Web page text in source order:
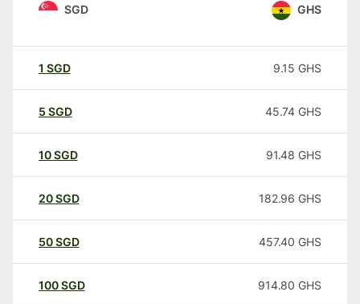
SGD GHS
1 SGD 9.15 GHS
5 SGD 45.74 GHS
10SGD 91.48 GHS
20SGD 182.96 GHS
50SGD 457.40 GHS
100SGD 914.80 GHS